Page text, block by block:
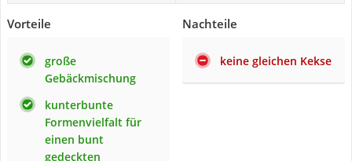
Vorteile
große
Gebäckmischung
kunterbunte
Formenvielfalt für
einen bunt
gedeckten
Nachteile
keine gleichen Kekse